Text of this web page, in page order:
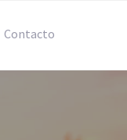
Contacto